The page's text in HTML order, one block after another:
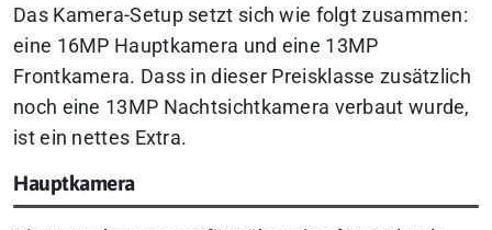
Das Kamera-Setup setzt sich wie folgt zusammen:
eine 16MP Hauptkamera und eine 13MP
Frontkamera. Dass in dieser Preisklasse zusätzlich
noch eine 13MP Nachtsichtkamera verbaut wurde,
ist ein nettes Extra.
Hauptkamera